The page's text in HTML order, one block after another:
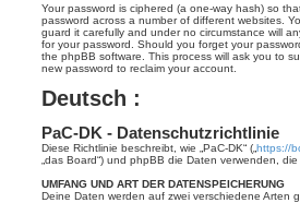
Your password is ciphered (a one-way hash) so
password across a number of different websites.
guard it carefully and under no circumstance will
for your password. Should you forget your
the phpBB software. This process will ask you to
new password to reclaim your account.
Deutsch :
PaC-DK - Datenschutzrichtlinie
Diese Richtlinie beschreibt, wie „PaC-DK“ („ https://
„das Board“) und phpBB die Daten verwenden,
UMFANG UND ART DER DATENSPEICHERUNG
Deine Daten werden auf zwei verschiedene Arten